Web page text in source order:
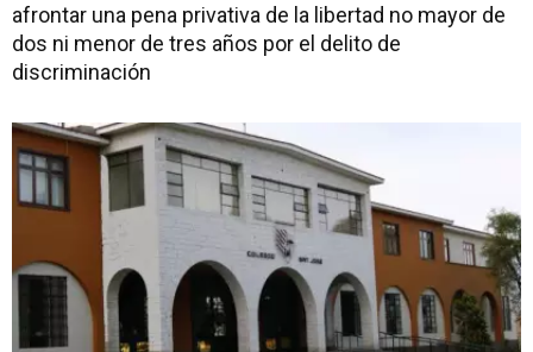
afrontar una pena privativa de la libertad no mayor de
dos ni menor de tres años por el delito de
discriminación